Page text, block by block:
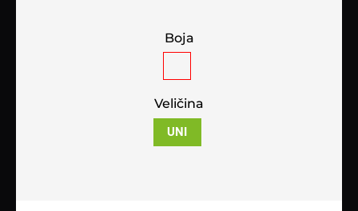
Boja
Veličina
UNI